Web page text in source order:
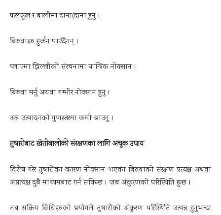
फलफूल र बालीमा दाना(दाना हुनु ।
बिरुवाहरु हुर्कन पाउँदैनन् ।
प्लाज्मा झिल्लीको संरचनामा यान्त्रिक नोक्सान ।
बिरुवा मर्नु अथवा गम्भीर नोक्सान हुनु ।
अन्न उत्पादनको गुणस्तरमा कमी आउनु ।
तुषारोबाट खेतीबालीको संरक्षणका लागि अचूक उपाय
विशेष गरेर तुषारोका कारण नोक्सान भएका बिरुवाको संरक्षण प्रत्यक्ष अथवा
अप्रत्यक्ष दुबै माध्यमबाट गर्न सकिन्छ । जब अंकुरणको परिस्थिति हुन्छ ।
तब सक्रिय विधिहरुको प्रयोगले तुषारोेको अंकुरण परिस्थिति उत्पन्न हुनुभन्दा